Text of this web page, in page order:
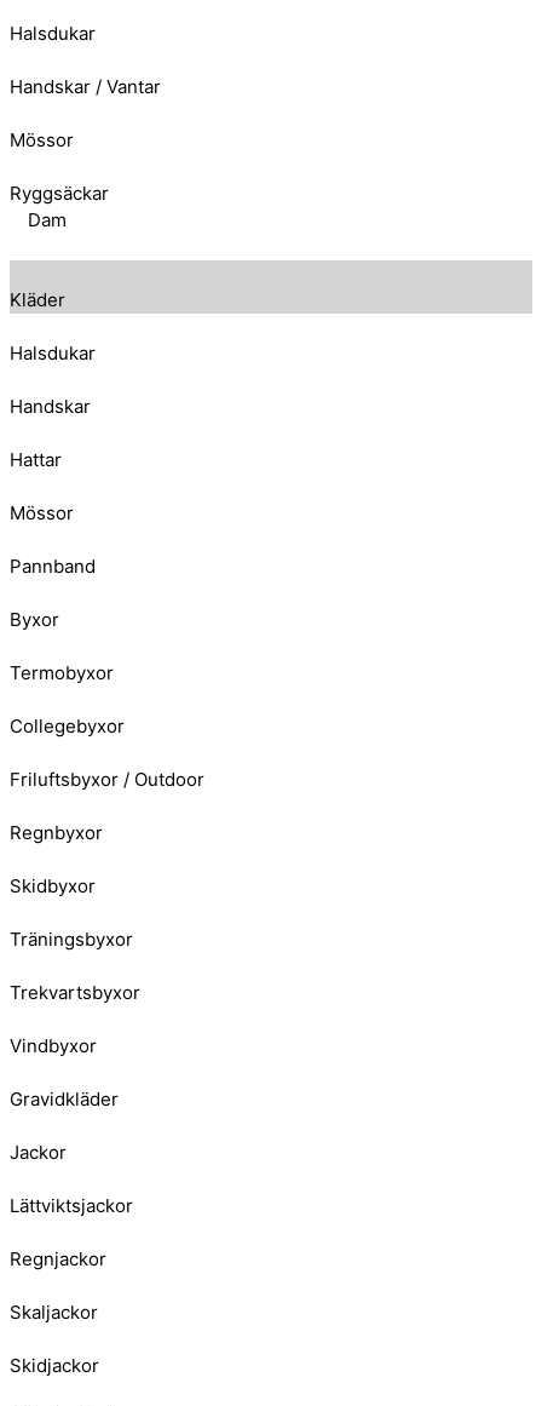
Halsdukar
Handskar / Vantar
Mössor
Ryggsäckar
Dam
Kläder
Halsdukar
Handskar
Hattar
Mössor
Pannband
Byxor
Termobyxor
Collegebyxor
Friluftsbyxor / Outdoor
Regnbyxor
Skidbyxor
Träningsbyxor
Trekvartsbyxor
Vindbyxor
Gravidkläder
Jackor
Lättviktsjackor
Regnjackor
Skaljackor
Skidjackor